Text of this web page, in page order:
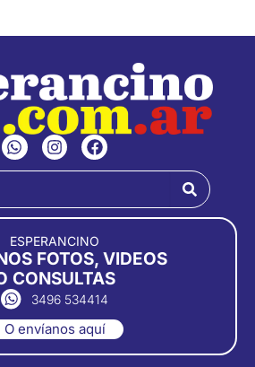
W
h
a
s
a
p
p
I
n
s
a
g
r
a
m
F
a
c
b
o
o
k
ESPERANCINO
FOTOS, VIDEOS
CONSULTAS
3496 534414
O envíanos aquí